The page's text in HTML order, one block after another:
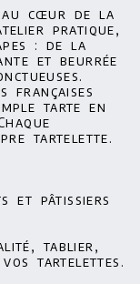
au cœur de la
pratique,
: de la
et beurrée
françaises
tarte en
tartelette.
et pâtissiers
tablier,
tartelettes.